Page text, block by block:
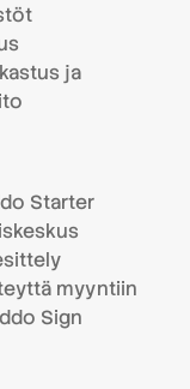
ja
Starter
myyntiin
Sign